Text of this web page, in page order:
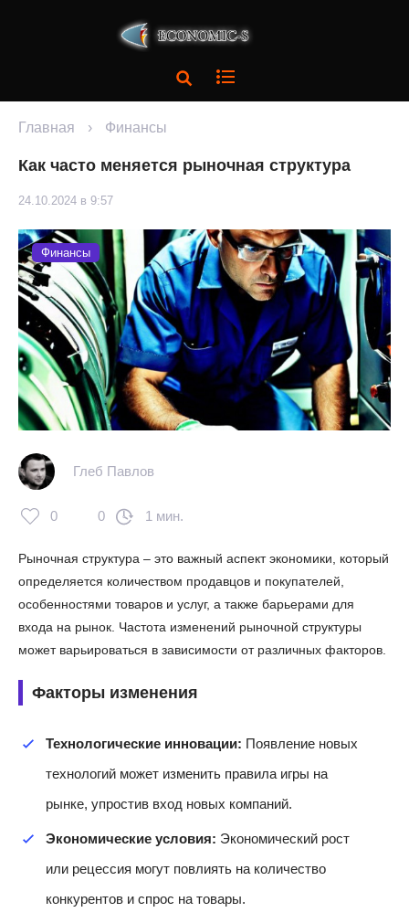
Главная › Финансы
Как часто меняется рыночная структура
24.10.2024 в 9:57
Финансы
Глеб Павлов
0 0 1 мин.
Рыночная структура – это важный аспект экономики, который
определяется количеством продавцов и покупателей,
особенностями товаров и услуг, а также барьерами для
входа на рынок. Частота изменений рыночной структуры
может варьироваться в зависимости от различных факторов.
Факторы изменения
Технологические инновации: Появление новых
технологий может изменить правила игры на
рынке, упростив вход новых компаний.
Экономические условия: Экономический рост
или рецессия могут повлиять на количество
конкурентов и спрос на товары.